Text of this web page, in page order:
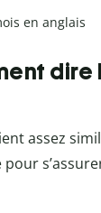
en anglais
dire
assez
pour